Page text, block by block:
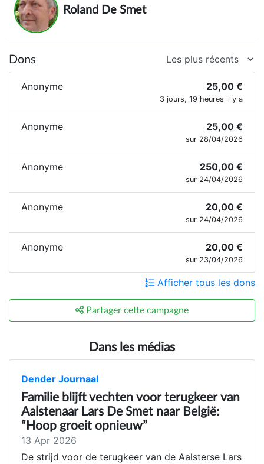
Roland De Smet
Dons
Anonyme 25,00 €
3 jours, 19 heures il y a
Anonyme 25,00 €
sur 28/04/2026
Anonyme 250,00 €
sur 24/04/2026
Anonyme 20,00 €
sur 24/04/2026
Anonyme 20,00 €
sur 23/04/2026
Afficher tous les dons
Partager cette campagne
Dans les médias
Dender Journaal
Familie blijft vechten voor terugkeer van
Aalstenaar Lars De Smet naar België:
“Hoop groeit opnieuw”
13 Apr 2026
De strijd voor de terugkeer van de Aalsterse Lars